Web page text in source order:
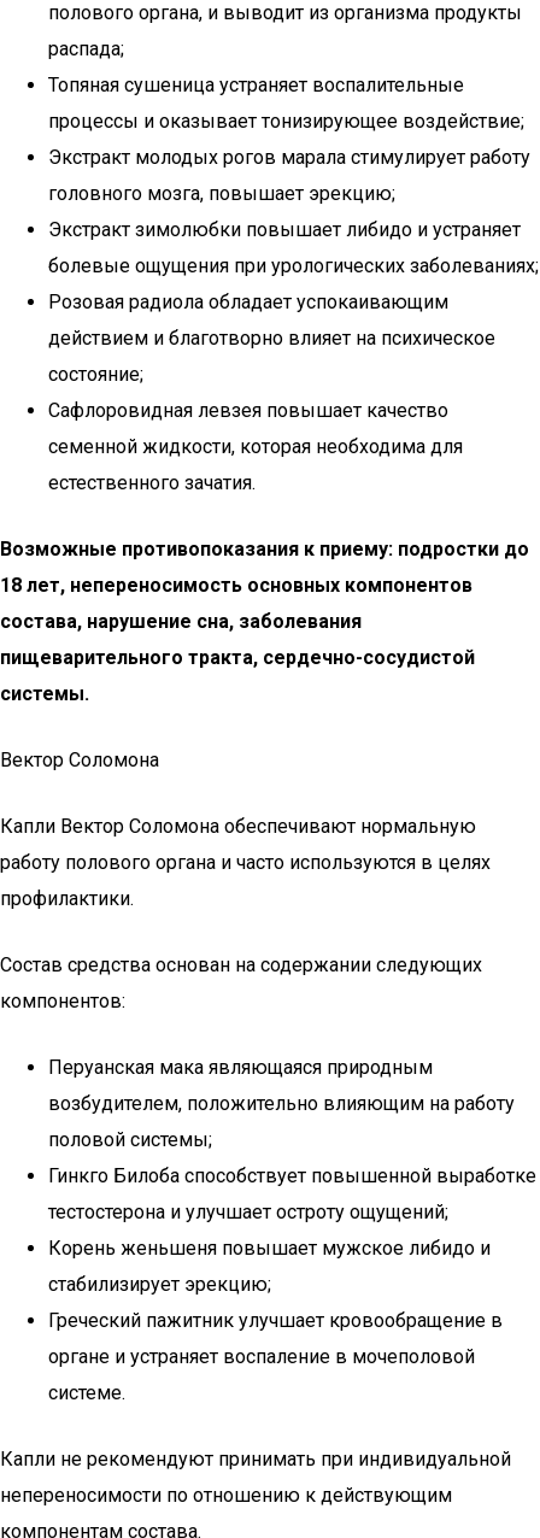
полового органа, и выводит из организма продукты
распада;
Топяная сушеница устраняет воспалительные
процессы и оказывает тонизирующее воздействие;
Экстракт молодых рогов марала стимулирует работу
головного мозга, повышает эрекцию;
Экстракт зимолюбки повышает либидо и устраняет
болевые ощущения при урологических заболеваниях;
Розовая радиола обладает успокаивающим
действием и благотворно влияет на психическое
состояние;
Сафлоровидная левзея повышает качество
семенной жидкости, которая необходима для
естественного зачатия.
Возможные противопоказания к приему: подростки до
18 лет, непереносимость основных компонентов
состава, нарушение сна, заболевания
пищеварительного тракта, сердечно-сосудистой
системы.
Вектор Соломона
Капли Вектор Соломона обеспечивают нормальную
работу полового органа и часто используются в целях
профилактики.
Состав средства основан на содержании следующих
компонентов:
Перуанская мака являющаяся природным
возбудителем, положительно влияющим на работу
половой системы;
Гинкго Билоба способствует повышенной выработке
тестостерона и улучшает остроту ощущений;
Корень женьшеня повышает мужское либидо и
стабилизирует эрекцию;
Греческий пажитник улучшает кровообращение в
органе и устраняет воспаление в мочеполовой
системе.
Капли не рекомендуют принимать при индивидуальной
непереносимости по отношению к действующим
компонентам состава.